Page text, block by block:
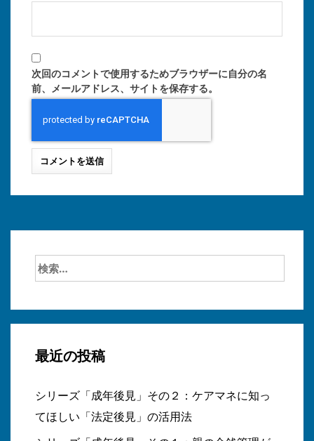
次回のコメントで使用するためブラウザーに自分の名
前、メールアドレス、サイトを保存する。
索:
最近の投稿
シリーズ「成年後見」その２：ケアマネに知っ
てほしい「法定後見」の活用法